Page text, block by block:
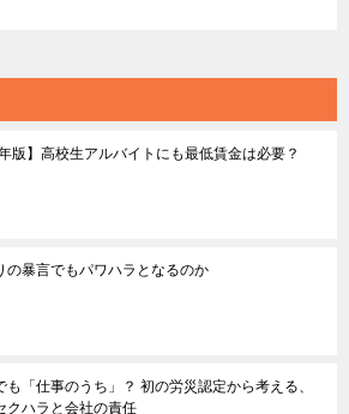
版】高校生アルバイトにも最低賃金は必要？
の暴言でもパワハラとなるのか
も「仕事のうち」？ 初の労災認定から考える、
クハラと会社の責任